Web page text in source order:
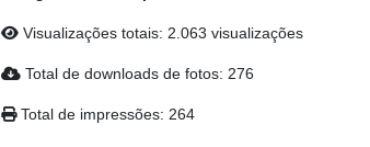
Visualizações totais: 2.063 visualizações
Total de downloads de fotos: 276
Total de impressões: 264